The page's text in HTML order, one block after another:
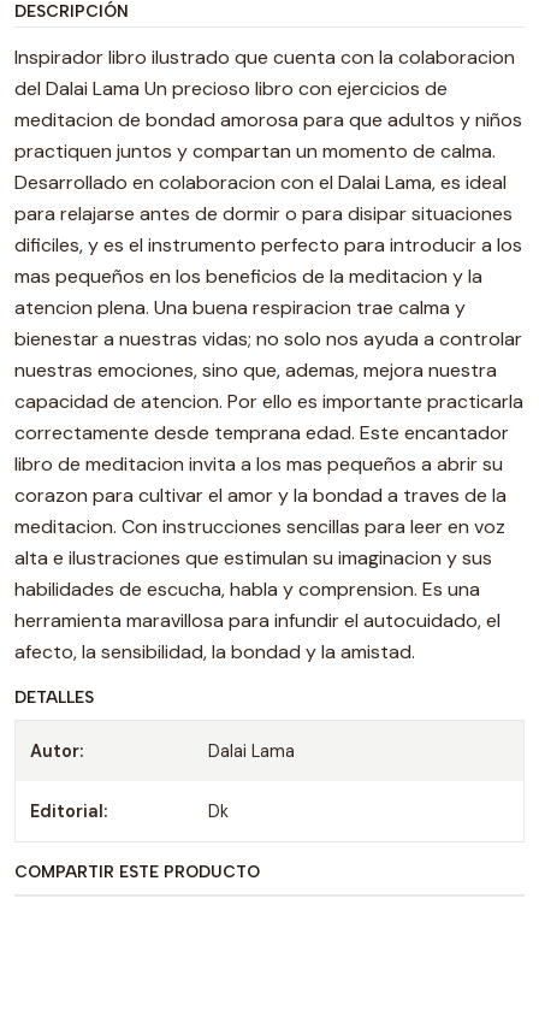
DESCRIPCIÓN
Inspirador libro ilustrado que cuenta con la colaboracion
del Dalai Lama Un precioso libro con ejercicios de
meditacion de bondad amorosa para que adultos y niños
practiquen juntos y compartan un momento de calma.
Desarrollado en colaboracion con el Dalai Lama, es ideal
para relajarse antes de dormir o para disipar situaciones
dificiles, y es el instrumento perfecto para introducir a los
mas pequeños en los beneficios de la meditacion y la
atencion plena. Una buena respiracion trae calma y
bienestar a nuestras vidas; no solo nos ayuda a controlar
nuestras emociones, sino que, ademas, mejora nuestra
capacidad de atencion. Por ello es importante practicarla
correctamente desde temprana edad. Este encantador
libro de meditacion invita a los mas pequeños a abrir su
corazon para cultivar el amor y la bondad a traves de la
meditacion. Con instrucciones sencillas para leer en voz
alta e ilustraciones que estimulan su imaginacion y sus
habilidades de escucha, habla y comprension. Es una
herramienta maravillosa para infundir el autocuidado, el
afecto, la sensibilidad, la bondad y la amistad.
DETALLES
Autor: Dalai Lama
Editorial: Dk
COMPARTIR ESTE PRODUCTO